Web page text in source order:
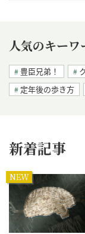
人気のキーワ
豊臣兄弟！
定年後の歩き方
新着記事
NEW